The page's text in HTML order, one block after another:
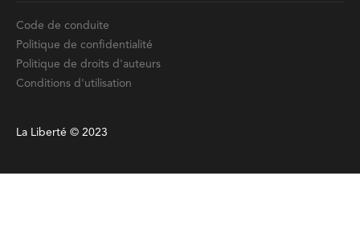
Code de conduite
Politique de confidentialité
Politique de droits d'auteurs
Conditions d'utilisation
La Liberté © 2023